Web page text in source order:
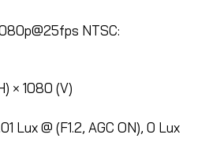
NTSC:
× 1080 (V)
Lux @ (F1.2, AGC ON), 0 Lux